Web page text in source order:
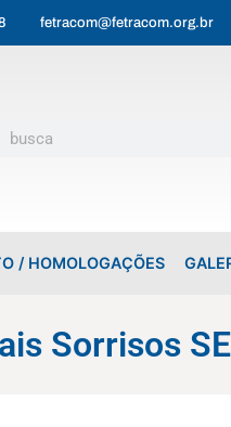
fetracom@fetracom.org.br
/ HOMOLOGAÇÕES
Sorrisos